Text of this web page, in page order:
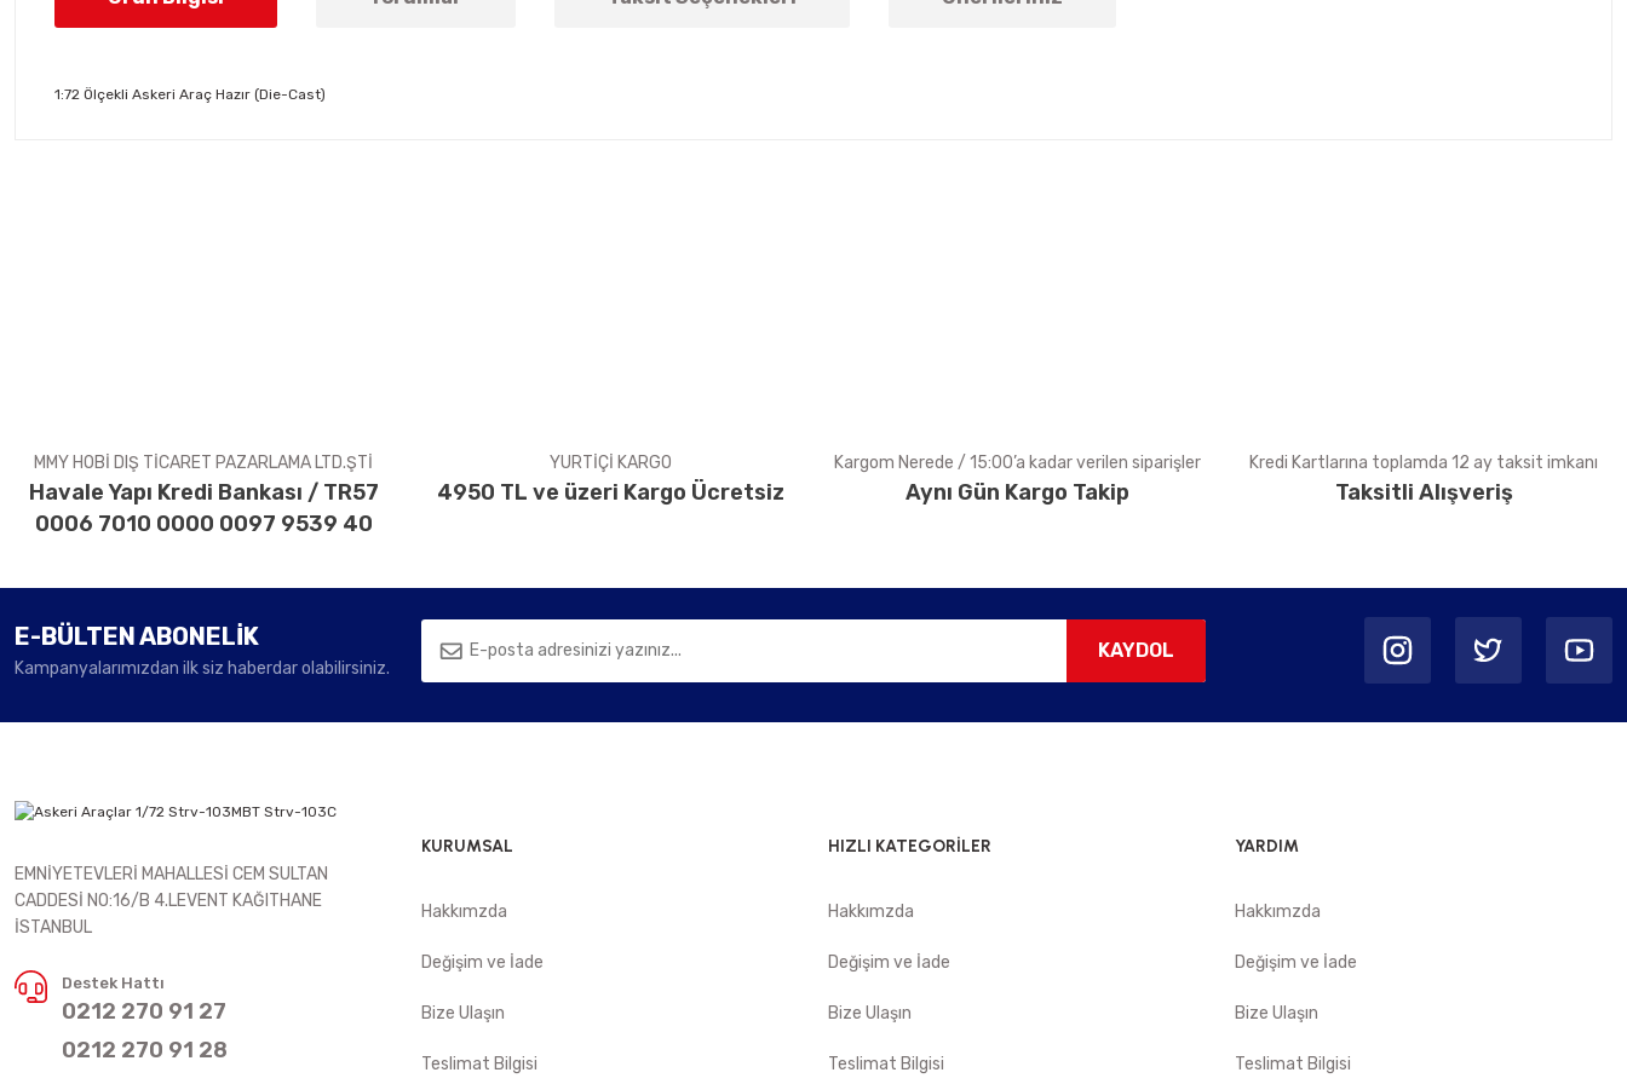
1:72 Ölçekli Askeri Araç Hazır (Die-Cast)
MMY HOBİ DIŞ TİCARET PAZARLAMA LTD.ŞTİ
Havale Yapı Kredi Bankası / TR57
0006 7010 0000 0097 9539 40
YURTİÇİ KARGO
4950 TL ve üzeri Kargo Ücretsiz
Kargom Nerede / 15:00’a kadar verilen siparişler
Aynı Gün Kargo Takip
Kredi Kartlarına toplamda 12 ay taksit imkanı
Taksitli Alışveriş
E-BÜLTEN ABONELİK
Kampanyalarımızdan ilk siz haberdar olabilirsiniz.
KAYDOL
EMNİYETEVLERİ MAHALLESİ CEM SULTAN
CADDESİ NO:16/B 4.LEVENT KAĞITHANE
İSTANBUL
Destek Hattı
0212 270 91 27
0212 270 91 28
KURUMSAL
Hakkımzda
Değişim ve İade
Bize Ulaşın
Teslimat Bilgisi
HIZLI KATEGORİLER
Hakkımzda
Değişim ve İade
Bize Ulaşın
Teslimat Bilgisi
YARDIM
Hakkımzda
Değişim ve İade
Bize Ulaşın
Teslimat Bilgisi